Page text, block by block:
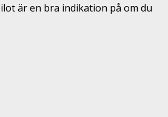
är en bra indikation på om du